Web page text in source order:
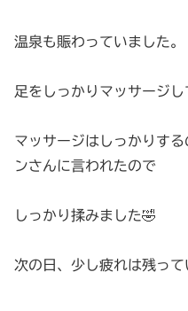
温泉も賑わっていました。
足をしっかりマッサージし
マッサージはしっかりす
ンさんに言われたので
しっかり揉みました🤣
次の日、少し疲れは残って